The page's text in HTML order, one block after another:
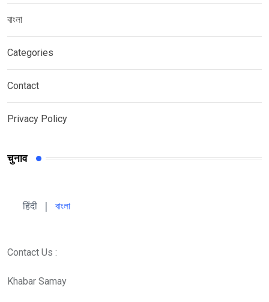
বাংলা
Categories
Contact
Privacy Policy
चुनाव
हिंदी বাংলা
Contact Us :
Khabar Samay